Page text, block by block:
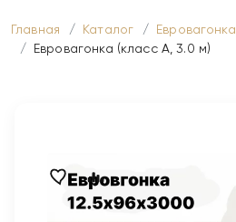
Главная Каталог
Евровагонка
Евровагонка (класс А, 3.0 м)